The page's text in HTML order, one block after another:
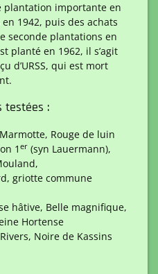
plantation importante en
1942, puis des achats
seconde plantations en
planté en 1962, il s’agit
d’URSS, qui est mort
testées :
Rouge de luin
1 er (syn Lauermann),
griotte commune
hâtive, Belle magnifique,
Hortense
Noire de Kassins